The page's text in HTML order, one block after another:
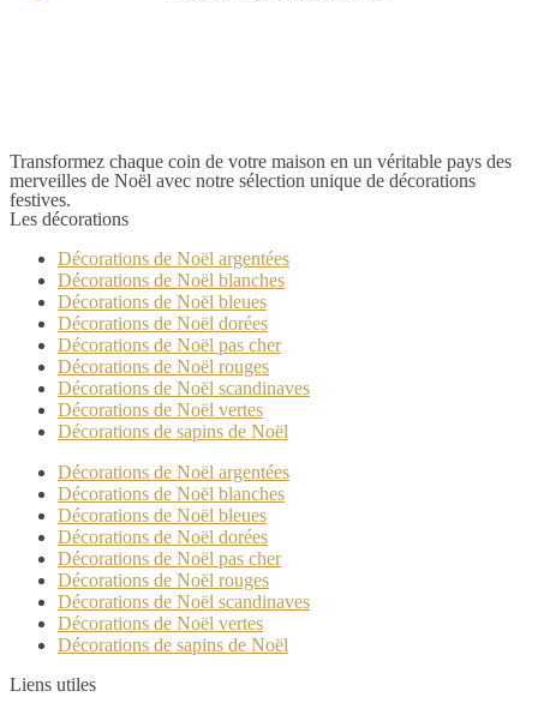
Transformez chaque coin de votre maison en un véritable pays des
merveilles de Noël avec notre sélection unique de décorations
festives.
Les décorations
Décorations de Noël argentées
Décorations de Noël blanches
Décorations de Noël bleues
Décorations de Noël dorées
Décorations de Noël pas cher
Décorations de Noël rouges
Décorations de Noël scandinaves
Décorations de Noël vertes
Décorations de sapins de Noël
Décorations de Noël argentées
Décorations de Noël blanches
Décorations de Noël bleues
Décorations de Noël dorées
Décorations de Noël pas cher
Décorations de Noël rouges
Décorations de Noël scandinaves
Décorations de Noël vertes
Décorations de sapins de Noël
Liens utiles